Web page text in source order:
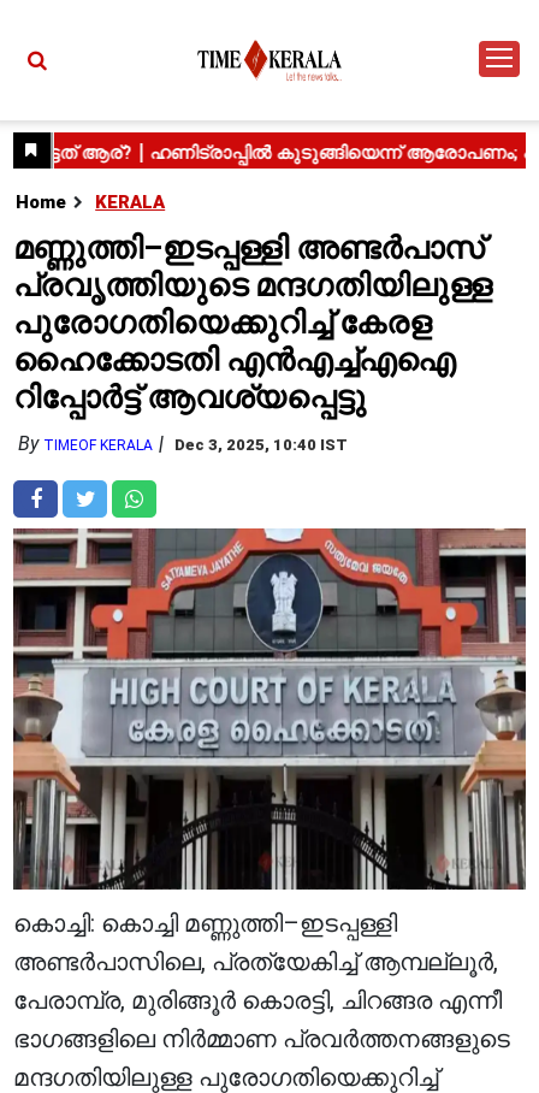
Home KERALA
മണ്ണുത്തി–ഇടപ്പള്ളി അണ്ടർപാസ്
പ്രവൃത്തിയുടെ മന്ദഗതിയിലുള്ള
പുരോഗതിയെക്കുറിച്ച് കേരള
ഹൈക്കോടതി എൻഎച്ച്എഐ
റിപ്പോർട്ട് ആവശ്യപ്പെട്ടു
By TIMEOF KERALA Dec 3, 2025, 10:40 IST
കൊച്ചി: കൊച്ചി മണ്ണുത്തി–ഇടപ്പള്ളി
അണ്ടർപാസിലെ, പ്രത്യേകിച്ച് ആമ്പല്ലൂർ,
പേരാമ്പ്ര, മുരിങ്ങൂർ കൊരട്ടി, ചിറങ്ങര എന്നീ
ഭാഗങ്ങളിലെ നിർമ്മാണ പ്രവർത്തനങ്ങളുടെ
മന്ദഗതിയിലുള്ള പുരോഗതിയെക്കുറിച്ച്